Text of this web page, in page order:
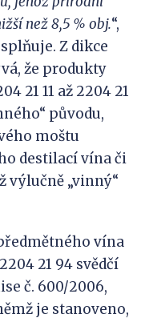
než 8,5 % obj.“,
Z dikce
že produkty
21 11 až 2204 21
původu,
moštu
destilací vína či
výlučně „vinný“
vína
21 94 svědčí
č. 600/2006,
je stanoveno,